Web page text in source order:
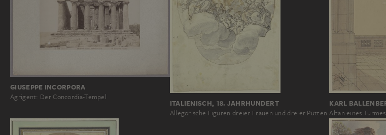
GIUSEPPE INCORPORA
Agrigent: Der Concordia-Tempel
ITALIENISCH, 18. JAHRHUNDERT
Allegorische Figuren dreier Frauen und dreier Putten
KARL
Altan eines Turmes